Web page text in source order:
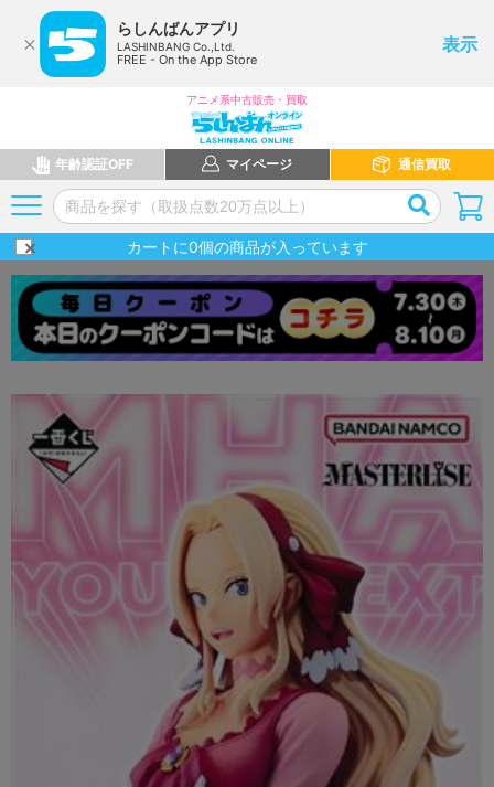
らしんばんアプリ
LASHINBANG Co.,Ltd.
FREE - On the App Store
表示
アニメ系中古販売・買取
年齢認証OFF マイページ 通信買取
カートに0個の商品が入っています